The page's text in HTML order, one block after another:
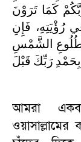
كَمَا تَرَوْنَ
رُؤْيَتِهِ، فَإِنِ
الشَّمْسِ
بِحَمْدِ رَبِّكَ قَبْلَ
আমরা
ওয়াসাল্লামের